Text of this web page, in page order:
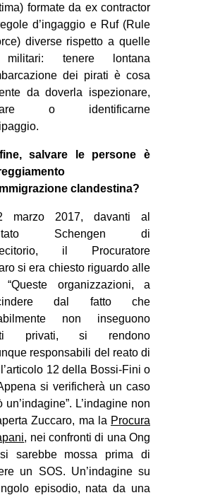
formate da ex contractor
d’ingaggio e Ruf (Rule
diverse rispetto a quelle
tenere lontana
dei pirati è cosa
da doverla ispezionare,
o identificarne
salvare le persone è
clandestina?
marzo 2017, davanti al
Schengen di
il Procuratore
si era chiesto riguardo alle
“Queste organizzazioni, a
dal fatto che
non inseguono
privati, si rendono
responsabili del reato di
12 della Bossi-Fini o
si verificherà un caso
un’indagine”. L’indagine non
Zuccaro, ma la Procura
, nei confronti di una Ong
sarebbe mossa prima di
un SOS. Un’indagine su
episodio, nata da una